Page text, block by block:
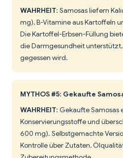
WAHRHEIT: Samosas liefern
mg), B-Vitamine aus Kartoffeln
Die Kartoffel-Erbsen-Füllung
die Darmgesundheit
gegessen wird.
MYTHOS #5: Gekaufte
WAHRHEIT: Gekaufte Samosas
Konservierungsstoffe und
600 mg). Selbstgemachte
Kontrolle über Zutaten,